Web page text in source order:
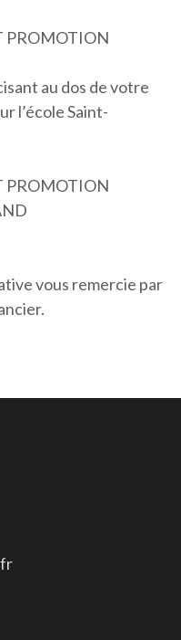
PROMOTION
au dos de votre
l’école Saint-
PROMOTION
vous remercie par